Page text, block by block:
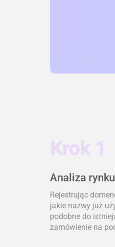
Krok 1
Analiza rynku
Rejestrując
jakie nazwy już
podobne do
zamówienie na